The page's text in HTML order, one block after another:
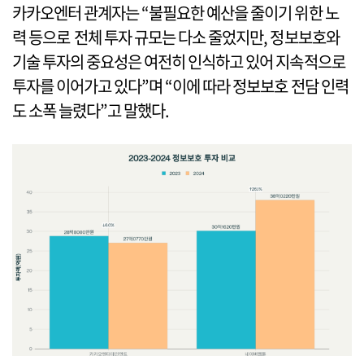
카카오엔터 관계자는 “불필요한 예산을 줄이기 위한 노
력 등으로 전체 투자 규모는 다소 줄었지만, 정보보호와
기술 투자의 중요성은 여전히 인식하고 있어 지속적으로
투자를 이어가고 있다”며 “이에 따라 정보보호 전담 인력
도 소폭 늘렸다”고 말했다.